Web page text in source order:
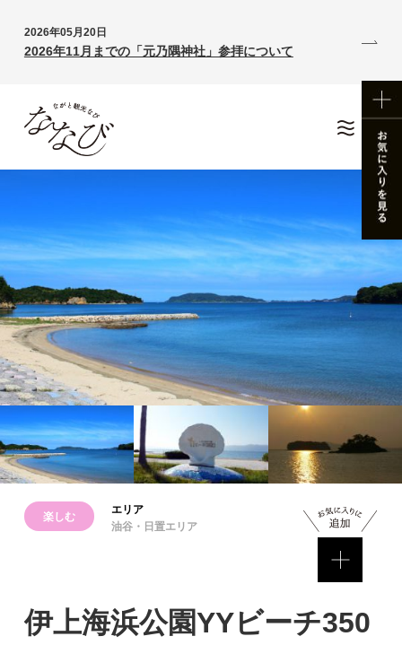
2026年05月20日
2026年11月までの「元乃隅神社」参拝について
楽しむ
エリア
油谷・日置エリア
伊上海浜公園YYビーチ350